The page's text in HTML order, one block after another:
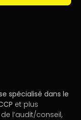
spécialisé dans le
et plus
l’audit/conseil,